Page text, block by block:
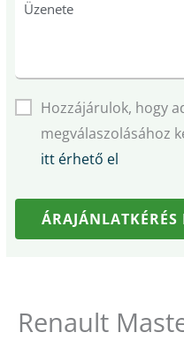
Hozzájárulok, hogy
megválaszolásához
itt érhető el
ÁRAJÁNLATKÉRÉS
Renault